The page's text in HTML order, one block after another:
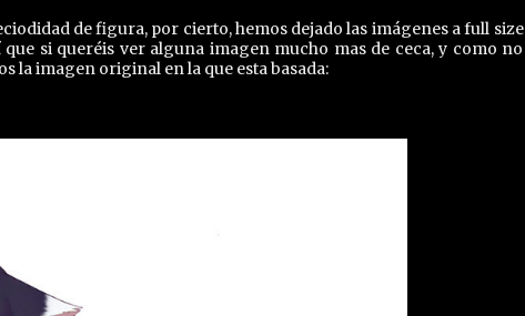
de figura, por cierto, hemos dejado las imágenes a full size
si queréis ver alguna imagen mucho mas de ceca, y como no
la imagen original en la que esta basada: